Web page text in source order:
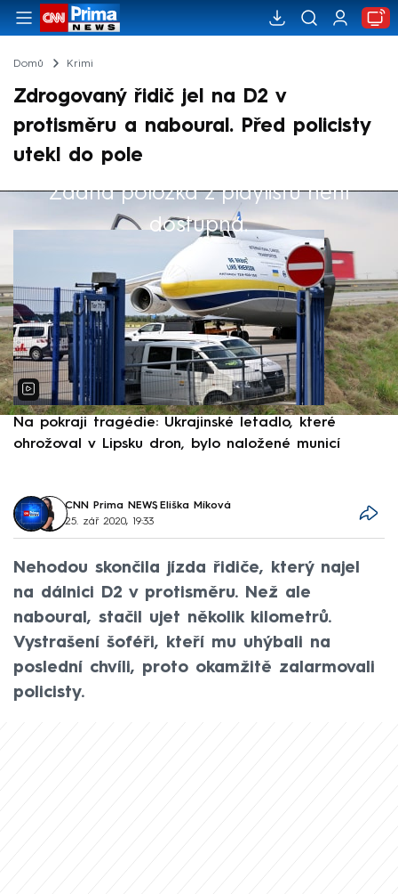
Domů Krimi
Zdrogovaný řidič jel na D2 v
protisměru a naboural. Před policisty
utekl do pole
Žádná položka z playlistu není
dostupná.
Výběr redakce
Na pokraji tragédie: Ukrajinské letadlo, které
ohrožoval v Lipsku dron, bylo naložené municí
CNN Prima NEWS, Eliška Míková
25. zář 2020, 19:33
Nehodou skončila jízda řidiče, který najel
na dálnici D2 v protisměru. Než ale
naboural, stačil ujet několik kilometrů.
Vystrašení šoféři, kteří mu uhýbali na
poslední chvíli, proto okamžitě zalarmovali
policisty.